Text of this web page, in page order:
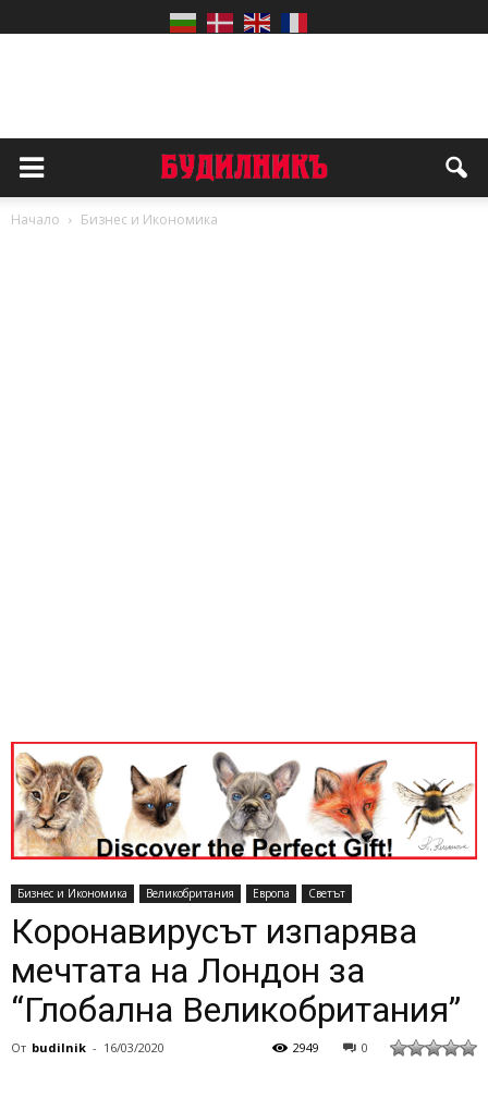
Начало Бизнес и Икономика
Бизнес и Икономика Великобритания Европа Светът
Коронавирусът изпарява
мечтата на Лондон за
“Глобална Великобритания”
От budilnik - 16/03/2020 0
2949